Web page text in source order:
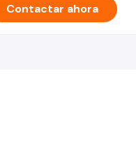
Contactar ahora